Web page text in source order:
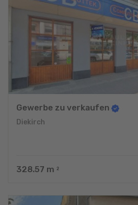
Gewerbe zu verkaufen
Diekirch
328.57 m 2